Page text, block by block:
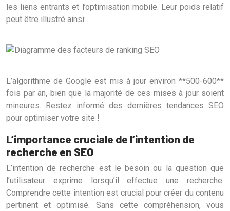
les liens entrants et l’optimisation mobile. Leur poids relatif
peut être illustré ainsi:
L’algorithme de Google est mis à jour environ **500-600**
fois par an, bien que la majorité de ces mises à jour soient
mineures. Restez informé des dernières tendances SEO
pour optimiser votre site !
L’importance cruciale de l’intention de
recherche en SEO
L’intention de recherche est le besoin ou la question que
l’utilisateur exprime lorsqu’il effectue une recherche.
Comprendre cette intention est crucial pour créer du contenu
pertinent et optimisé. Sans cette compréhension, vous